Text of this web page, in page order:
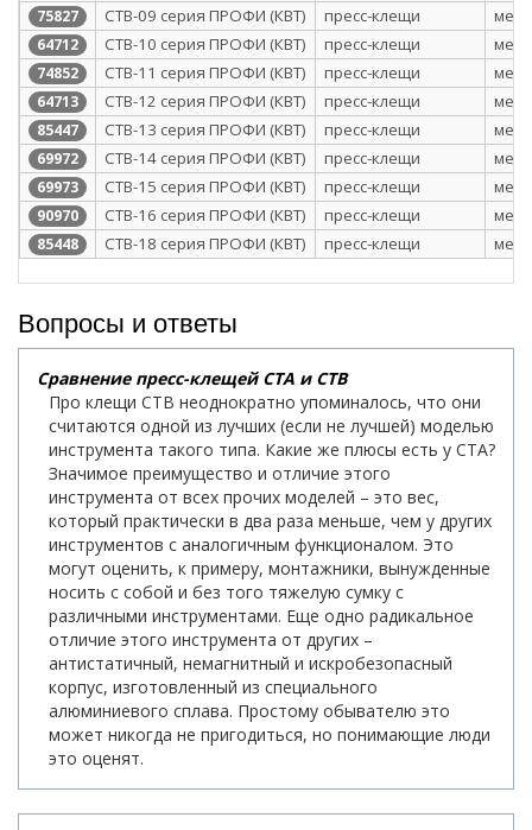
75827 CTB-09 серия ПРОФИ (КВТ) пресс-клещи
64712 CTB-10 серия ПРОФИ (КВТ) пресс-клещи
74852 CTB-11 серия ПРОФИ (КВТ) пресс-клещи
64713 CTB-12 серия ПРОФИ (КВТ) пресс-клещи
85447 CTB-13 серия ПРОФИ (КВТ) пресс-клещи
69972 CTB-14 серия ПРОФИ (КВТ) пресс-клещи
69973 CTB-15 серия ПРОФИ (КВТ) пресс-клещи
90970 CTВ-16 серия ПРОФИ (КВТ) пресс-клещи
85448 CTB-18 серия ПРОФИ (КВТ) пресс-клещи
Вопросы и ответы
Сравнение пресс-клещей CTA и CTB
Про клещи СТВ неоднократно упоминалось, что они
считаются одной из лучших (если не лучшей) моделью
инструмента такого типа. Какие же плюсы есть у СТА?
Значимое преимущество и отличие этого
инструмента от всех прочих моделей – это вес,
который практически в два раза меньше, чем у других
инструментов с аналогичным функционалом. Это
могут оценить, к примеру, монтажники, вынужденные
носить с собой и без того тяжелую сумку с
различными инструментами. Еще одно радикальное
отличие этого инструмента от других –
антистатичный, немагнитный и искробезопасный
корпус, изготовленный из специального
алюминиевого сплава. Простому обывателю это
может никогда не пригодиться, но понимающие люди
это оценят.